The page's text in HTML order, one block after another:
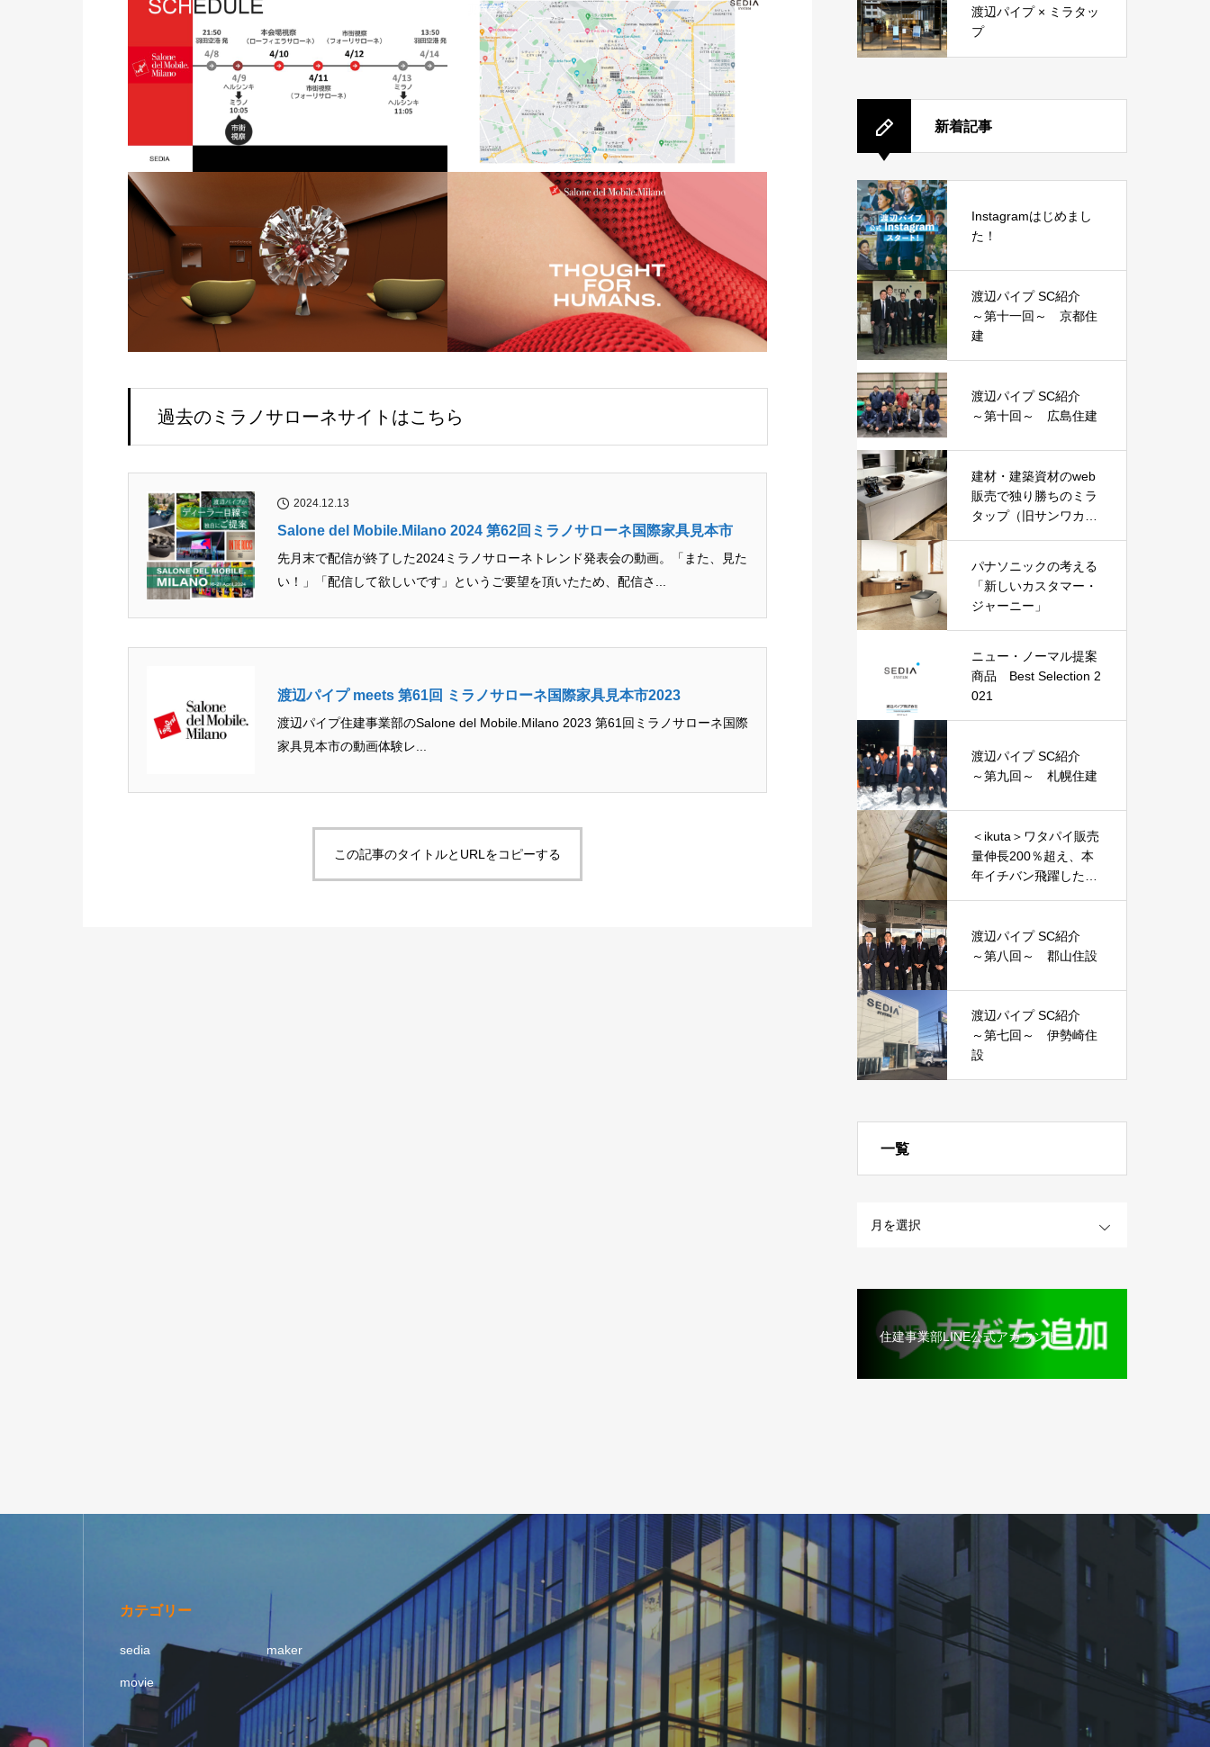
過去のミラノサローネサイトはこちら
2024.12.13
Salone del Mobile.Milano 2024 第62回ミラノサローネ国際家具見本市
先月末で配信が終了した2024ミラノサローネトレンド発表会の動画。「また、見た
い！」「配信して欲しいです」というご要望を頂いたため、配信さ...
渡辺パイプ meets 第61回 ミラノサローネ国際家具見本市2023
渡辺パイプ住建事業部のSalone del Mobile.Milano 2023 第61回ミラノサローネ国際
家具見本市の動画体験レ...
この記事のタイトルとURLをコピーする
渡辺パイプ × ミラタッ
プ
新着記事
Instagramはじめまし
た！
渡辺パイプ SC紹介
～第十一回～ 京都住
建
渡辺パイプ SC紹介
～第十回～ 広島住建
建材・建築資材のweb
販売で独り勝ちのミラ
タップ（旧サンワカン
ノーマル商品』
パナソニックの考える
「新しいカスタマー・
ジャーニー」
ニュー・ノーマル提案
商品 Best Selection 2
021
渡辺パイプ SC紹介
～第九回～ 札幌住建
＜ikuta＞ワタパイ販売
量伸長200％超え、本
年イチバン飛躍した建
渡辺パイプ SC紹介
～第八回～ 郡山住設
渡辺パイプ SC紹介
～第七回～ 伊勢崎住
設
一覧
住建事業部LINE公式アカウント
カテゴリー
sedia maker
movie